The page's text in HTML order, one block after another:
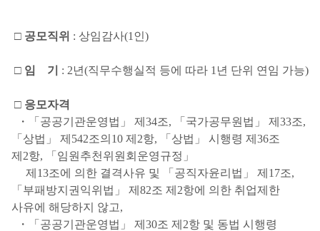
□ 공모직위 : 상임감사(1인)
□ 임 기 : 2년(직무수행실적 등에 따라 1년 단위 연임 가능)
□ 응모자격
・「공공기관운영법」 제34조, 「국가공무원법」 제33조,
「상법」 제542조의10 제2항, 「상법」 시행령 제36조
제2항, 「임원추천위원회운영규정」
제13조에 의한 결격사유 및 「공직자윤리법」 제17조,
「부패방지권익위법」 제82조 제2항에 의한 취업제한
사유에 해당하지 않고,
・「공공기관운영법」 제30조 제2항 및 동법 시행령